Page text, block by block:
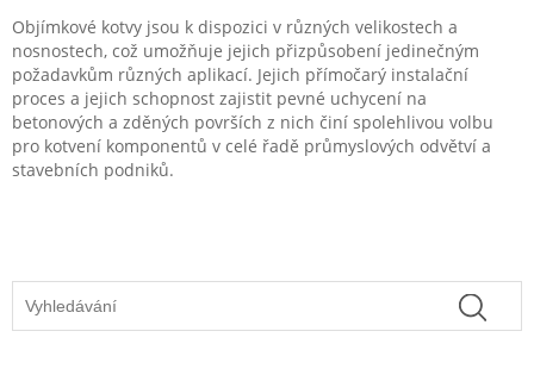
Objímkové kotvy jsou k dispozici v různých velikostech a
nosnostech, což umožňuje jejich přizpůsobení jedinečným
požadavkům různých aplikací. Jejich přímočarý instalační
proces a jejich schopnost zajistit pevné uchycení na
betonových a zděných površích z nich činí spolehlivou volbu
pro kotvení komponentů v celé řadě průmyslových odvětví a
stavebních podniků.